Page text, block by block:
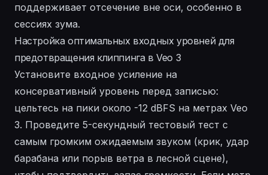
поддерживает отсечение вне оси, особенно в
сессиях зума.
Настройка оптимальных входных уровней для
предотвращения клиппинга в Veo 3
Установите входное усиление на
консервативный уровень перед записью:
цельтесь на пики около -12 dBFS на метрах Veo
3. Проведите 5-секундный тестовый тест с
самым громким ожидаемым звуком (крик, удар
барабана или порыв ветра в лесной сцене),